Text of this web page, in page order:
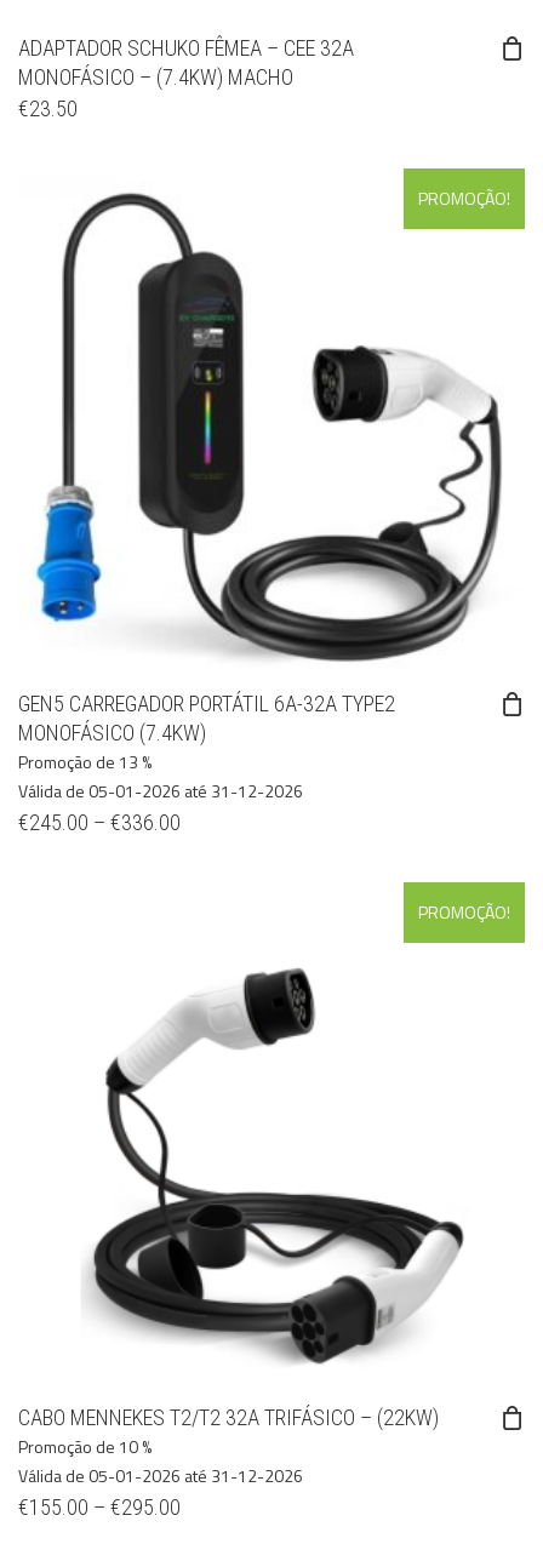
ADAPTADOR SCHUKO FÊMEA – CEE 32A
MONOFÁSICO – (7.4KW) MACHO
€23.50
PROMOÇÃO!
GEN5 CARREGADOR PORTÁTIL 6A-32A TYPE2
MONOFÁSICO (7.4KW)
Promoção de 13 %
Válida de 05-01-2026 até 31-12-2026
€245.00 – €336.00
PROMOÇÃO!
CABO MENNEKES T2/T2 32A TRIFÁSICO – (22KW)
Promoção de 10 %
Válida de 05-01-2026 até 31-12-2026
€155.00 – €295.00